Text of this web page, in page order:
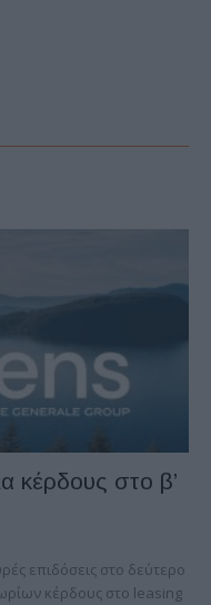
κέρδους στο β’
επιδόσεις στο δεύτερο
κέρδους στο leasing